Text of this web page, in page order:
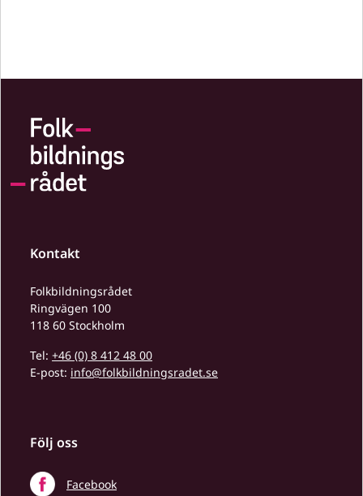
Kontakt
Folkbildningsrådet
Ringvägen 100
118 60 Stockholm
Tel: +46 (0) 8 412 48 00
E-post: info@folkbildningsradet.se
Följ oss
Facebook